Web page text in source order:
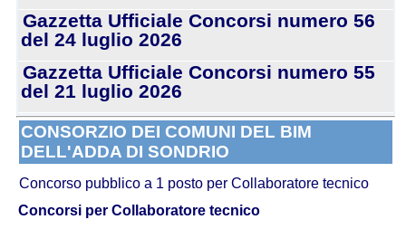
Gazzetta Ufficiale Concorsi numero 56
del 24 luglio 2026
Gazzetta Ufficiale Concorsi numero 55
del 21 luglio 2026
CONSORZIO DEI COMUNI DEL BIM
DELL'ADDA DI SONDRIO
Concorso pubblico a 1 posto per Collaboratore tecnico
Concorsi per Collaboratore tecnico